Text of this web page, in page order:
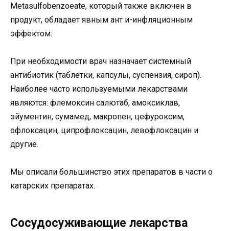
Metasulfobenzoeate, который также включен в
продукт, обладает явным ант и-инфляционным
эффектом.
При необходимости врач назначает системный
антибиотик (таблетки, капсулы, суспензия, сироп).
Наиболее часто используемыми лекарствами
являются: флемоксин салютаб, амоксиклав,
эйументин, сумамед, макропен, цефуроксим,
офлоксацин, ципрофлоксацин, левофлоксацин и
другие.
Мы описали большинство этих препаратов в части о
катарских препаратах.
Сосудосуживающие лекарства